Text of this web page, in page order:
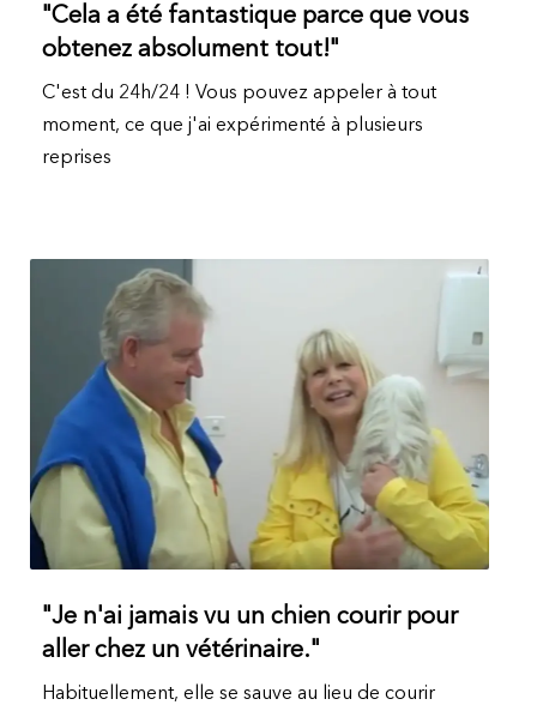
"Cela a été fantastique parce que vous
obtenez absolument tout!"
C'est du 24h/24 ! Vous pouvez appeler à tout
moment, ce que j'ai expérimenté à plusieurs
reprises
"Je n'ai jamais vu un chien courir pour
aller chez un vétérinaire."
Habituellement, elle se sauve au lieu de courir